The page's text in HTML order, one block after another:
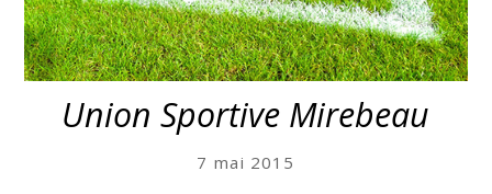
Union Sportive Mirebeau
7 mai 2015